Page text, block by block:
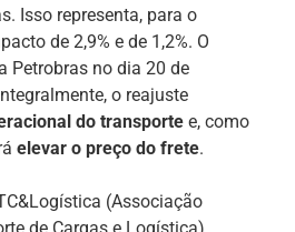
Isso representa, para o
de 2,9% e de 1,2%. O
Petrobras no dia 20 de
o reajuste
do transporte e, como
elevar o preço do frete.
(Associação